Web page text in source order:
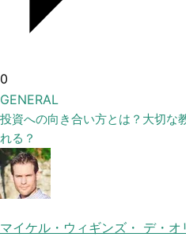
0
GENERAL
投資への向き合い方とは？大切な
れる？
マイケル・ウィギンズ・ デ・オ